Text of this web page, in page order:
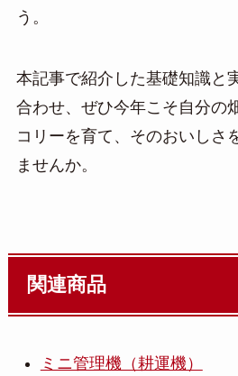
う。
本記事で紹介した基礎知識と
合わせ、ぜひ今年こそ自分の
コリーを育て、そのおいしさ
ませんか。
関連商品
ミニ管理機（耕運機）